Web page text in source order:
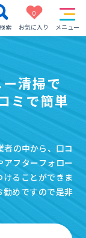
索
0
お気に入り
メニュー
清掃で
ミで簡単
の中から、口コ
フターフォロー
ることができま
めですので是非